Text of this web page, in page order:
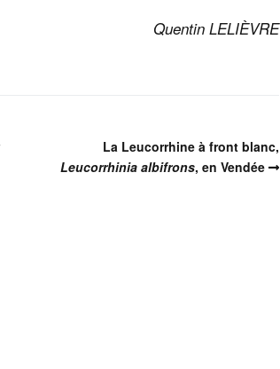
Quentin LELIÈVRE
La Leucorrhine à front blanc,
Leucorrhinia albifrons, en Vendée